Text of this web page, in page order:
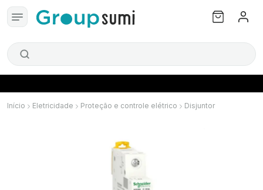
Início Eletricidade Proteção e controle elétrico Disjuntor